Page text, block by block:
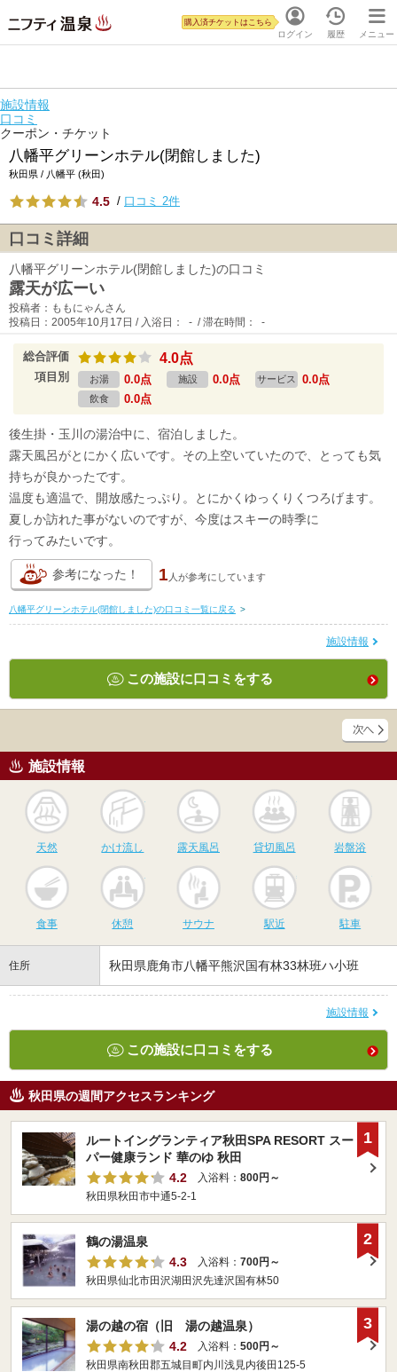
ログイン
購入済チケットはこちら
履歴 メニュー
施設情報
口コミ
クーポン・チケット
八幡平グリーンホテル(閉館しました)
秋田県 / 八幡平 (秋田)
4.5 / 口コミ 2件
口コミ詳細
八幡平グリーンホテル(閉館しました)の口コミ
露天が広ーい
投稿者：ももにゃんさん
投稿日：2005年10月17日 / 入浴日： - / 滞在時間： -
総合評価 4.0点
項目別 お湯 0.0点 施設 0.0点 サービス 0.0点
飲食 0.0点
後生掛・玉川の湯治中に、宿泊しました。
露天風呂がとにかく広いです。その上空いていたので、とっても気
持ちが良かったです。
温度も適温で、開放感たっぷり。とにかくゆっくりくつろげます。
夏しか訪れた事がないのですが、今度はスキーの時季に
行ってみたいです。
参考になった！ 1 人が参考にしています
八幡平グリーンホテル(閉館しました)の口コミ一覧に戻る >
施設情報
この施設に口コミをする
施設情報
天然
かけ流し
かけ流し
露天風呂
露天風呂
貸切風呂
貸切風呂 岩盤浴
食事 休憩
サウナ
サウナ 駅近 駐車
住所 秋田県鹿角市八幡平熊沢国有林33林班ハ小班
施設情報
この施設に口コミをする
秋田県の週間アクセスランキング
ルートイングランティア秋田SPA RESORT スー
パー健康ランド 華のゆ 秋田
4.2
入浴料： 800円～
秋田県秋田市中通5-2-1
1
鶴の湯温泉
4.3
入浴料： 700円～
秋田県仙北市田沢湖田沢先達沢国有林50
2
湯の越の宿（旧 湯の越温泉）
4.2
入浴料： 500円～
秋田県南秋田郡五城目町内川浅見内後田125-5
3